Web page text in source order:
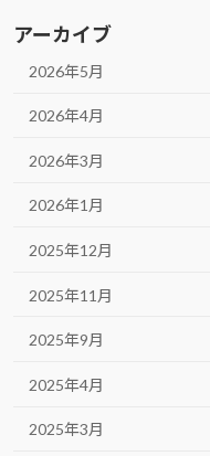
アーカイブ
2026年5月
2026年4月
2026年3月
2026年1月
2025年12月
2025年11月
2025年9月
2025年4月
2025年3月